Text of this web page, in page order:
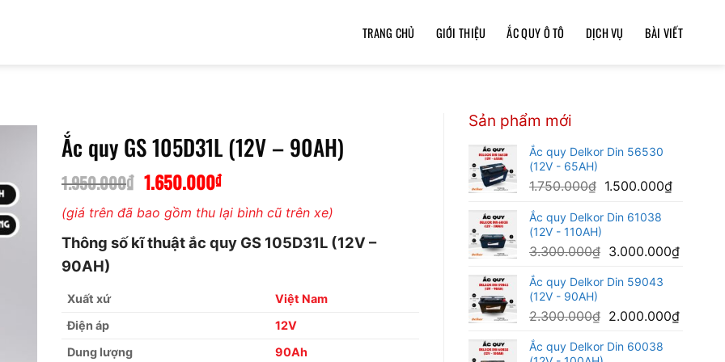
TRANG CHỦ GIỚI THIỆU ẮC QUY Ô TÔ DỊCH VỤ BÀI VIẾT
Sản phẩm mới
Ắc quy Delkor Din 56530
(12V - 65AH)
1.750.000₫ Giá
là:
1.500.000₫Giá
Ắc quy Delkor Din 61038
(12V - 110AH)
3.300.000₫ Giá
là:
3.000.000₫Giá
Ắc quy Delkor Din 59043
(12V - 90AH)
2.300.000₫ Giá
là:
2.000.000₫Giá
Ắc quy Delkor Din 60038
Ắc quy GS 105D31L (12V – 90AH)
1.950.000₫ Giá
gốc
là:
1.950.000₫.
1.650.000₫Giá
tại
là:
1.650.000₫.
(giá trên đã bao gồm thu lại bình cũ trên xe)
Thông số kĩ thuật ắc quy GS 105D31L (12V –
90AH)
Xuất xứ
Việt Nam
Điện áp
12V
Dung lượng
90Ah